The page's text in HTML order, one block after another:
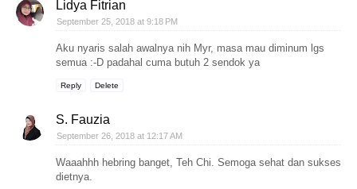
Lidya Fitrian
September 25, 2018 at 9:18 PM
Aku nyaris salah awalnya nih Myr, masa mau diminum lgs
semua :-D padahal cuma butuh 2 sendok ya
Reply Delete
S. Fauzia
September 26, 2018 at 12:17 AM
Waaahhh hebring banget, Teh Chi. Semoga sehat dan sukses
dietnya.